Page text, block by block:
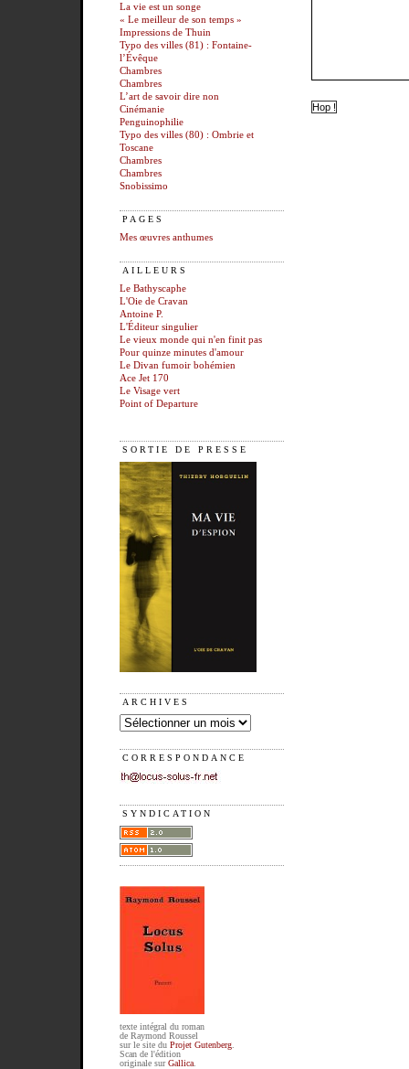
La vie est un songe
« Le meilleur de son temps »
Impressions de Thuin
Typo des villes (81) : Fontaine-
l’Évêque
Chambres
Chambres
L’art de savoir dire non
Cinémanie
Penguinophilie
Typo des villes (80) : Ombrie et
Toscane
Chambres
Chambres
Snobissimo
PAGES
Mes œuvres anthumes
AILLEURS
Le Bathyscaphe
L'Oie de Cravan
Antoine P.
L'Éditeur singulier
Le vieux monde qui n'en finit pas
Pour quinze minutes d'amour
Le Divan fumoir bohémien
Ace Jet 170
Le Visage vert
Point of Departure
SORTIE DE PRESSE
ARCHIVES
CORRESPONDANCE
SYNDICATION
texte intégral du roman
de Raymond Roussel
sur le site du Projet Gutenberg.
Scan de l'édition
originale surGallica.